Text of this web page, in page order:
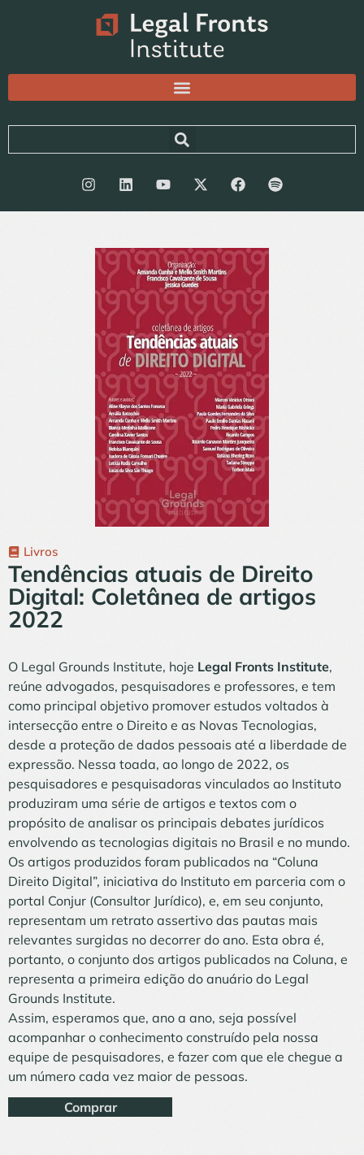
Livros
Tendências atuais de Direito
Digital: Coletânea de artigos
2022
O Legal Grounds Institute, hoje Legal Fronts Institute,
reúne advogados, pesquisadores e professores, e tem
como principal objetivo promover estudos voltados à
intersecção entre o Direito e as Novas Tecnologias,
desde a proteção de dados pessoais até a liberdade de
expressão. Nessa toada, ao longo de 2022, os
pesquisadores e pesquisadoras vinculados ao Instituto
produziram uma série de artigos e textos com o
propósito de analisar os principais debates jurídicos
envolvendo as tecnologias digitais no Brasil e no mundo.
Os artigos produzidos foram publicados na “Coluna
Direito Digital”, iniciativa do Instituto em parceria com o
portal Conjur (Consultor Jurídico), e, em seu conjunto,
representam um retrato assertivo das pautas mais
relevantes surgidas no decorrer do ano. Esta obra é,
portanto, o conjunto dos artigos publicados na Coluna, e
representa a primeira edição do anuário do Legal
Grounds Institute.
Assim, esperamos que, ano a ano, seja possível
acompanhar o conhecimento construído pela nossa
equipe de pesquisadores, e fazer com que ele chegue a
um número cada vez maior de pessoas.
Comprar